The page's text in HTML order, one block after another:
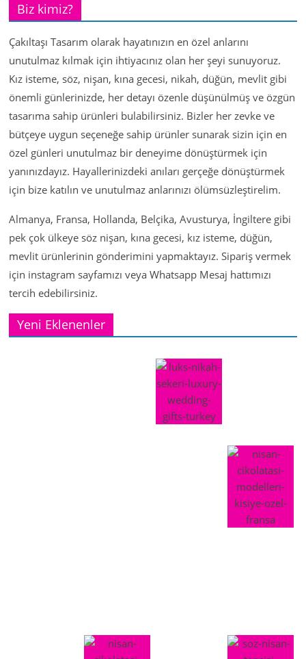
Biz kimiz?
Çakıltaşı Tasarım olarak hayatınızın en özel anlarını
unutulmaz kılmak için ihtiyacınız olan her şeyi sunuyoruz.
Kız isteme, söz, nişan, kına gecesi, nikah, düğün, mevlit gibi
önemli günlerinizde, her detayı özenle düşünülmüş ve özgün
tasarıma sahip ürünleri bulabilirsiniz. Bizler her zevke ve
bütçeye uygun seçeneğe sahip ürünler sunarak sizin için en
özel günleri unutulmaz bir deneyime dönüştürmek için
yanınızdayız. Hayallerinizdeki anıları gerçeğe dönüştürmek
için bize katılın ve unutulmaz anlarınızı ölümsüzleştirelim.
Almanya, Fransa, Hollanda, Belçika, Avusturya, İngiltere gibi
pek çok ülkeye söz nişan, kına gecesi, kız isteme, düğün,
mevlit ürünlerinin gönderimini yapmaktayız. Sipariş vermek
için instagram sayfamızı veya Whatsapp Mesaj hattımızı
tercih edebilirsiniz.
Yeni Eklenenler